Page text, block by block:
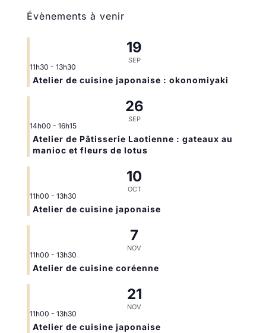
Évènements à venir
19
SEP
11h30 - 13h30
Atelier de cuisine japonaise : okonomiyaki
26
SEP
14h00 - 16h15
Atelier de Pâtisserie Laotienne : gateaux au
manioc et fleurs de lotus
10
OCT
11h00 - 13h30
Atelier de cuisine japonaise
7
NOV
11h00 - 13h30
Atelier de cuisine coréenne
21
NOV
11h00 - 13h30
Atelier de cuisine japonaise